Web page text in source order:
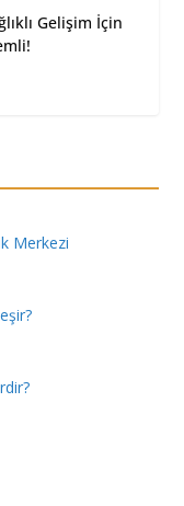
Gelişim İçin
Merkezi